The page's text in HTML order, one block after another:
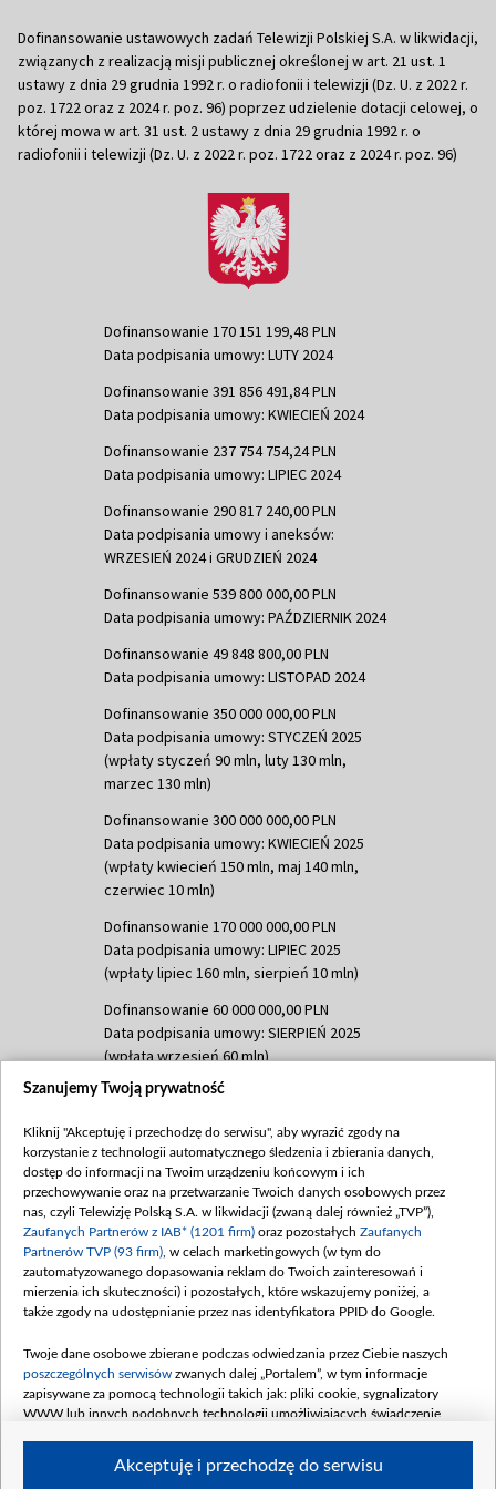
Dofinansowanie ustawowych zadań Telewizji Polskiej S.A. w likwidacji,
związanych z realizacją misji publicznej określonej w art. 21 ust. 1
ustawy z dnia 29 grudnia 1992 r. o radiofonii i telewizji (Dz. U. z 2022 r.
poz. 1722 oraz z 2024 r. poz. 96) poprzez udzielenie dotacji celowej, o
której mowa w art. 31 ust. 2 ustawy z dnia 29 grudnia 1992 r. o
radiofonii i telewizji (Dz. U. z 2022 r. poz. 1722 oraz z 2024 r. poz. 96)
Dofinansowanie 170 151 199,48 PLN
Data podpisania umowy: LUTY 2024
Dofinansowanie 391 856 491,84 PLN
Data podpisania umowy: KWIECIEŃ 2024
Dofinansowanie 237 754 754,24 PLN
Data podpisania umowy: LIPIEC 2024
Dofinansowanie 290 817 240,00 PLN
Data podpisania umowy i aneksów:
WRZESIEŃ 2024 i GRUDZIEŃ 2024
Dofinansowanie 539 800 000,00 PLN
Data podpisania umowy: PAŹDZIERNIK 2024
Dofinansowanie 49 848 800,00 PLN
Data podpisania umowy: LISTOPAD 2024
Dofinansowanie 350 000 000,00 PLN
Data podpisania umowy: STYCZEŃ 2025
(wpłaty styczeń 90 mln, luty 130 mln,
marzec 130 mln)
Dofinansowanie 300 000 000,00 PLN
Data podpisania umowy: KWIECIEŃ 2025
(wpłaty kwiecień 150 mln, maj 140 mln,
czerwiec 10 mln)
Dofinansowanie 170 000 000,00 PLN
Data podpisania umowy: LIPIEC 2025
(wpłaty lipiec 160 mln, sierpień 10 mln)
Dofinansowanie 60 000 000,00 PLN
Data podpisania umowy: SIERPIEŃ 2025
(wpłata wrzesień 60 mln)
Dofinansowanie 635 783 051,21 PLN
(wpłata wrzesień 100 mln, październik 350
mln, listopad 265 mln)
Dofinansowanie 48 862 000,00 PLN
Data podpisania umowy: GRUDZIEŃ 2025
(wpłata grudzień 60,548 mln)
Dofinansowanie 900 000 000,00 PLN
Data podpisania umowy: LUTY 2026 (wpłata
kwiecień 180 mln, 7 maja 180 mln, 8
czerwca 90 mln)
Dofinansowanie 250 000 000,00 PLN
4 sierpnia 250 mln
Szanujemy Twoją prywatność
Kliknij "Akceptuję i przechodzę do serwisu", aby wyrazić zgody na
korzystanie z technologii automatycznego śledzenia i zbierania danych,
dostęp do informacji na Twoim urządzeniu końcowym i ich
przechowywanie oraz na przetwarzanie Twoich danych osobowych przez
nas, czyli Telewizję Polską S.A. w likwidacji (zwaną dalej również „TVP”),
Zaufanych Partnerów z IAB* (1201 firm) oraz pozostałych Zaufanych
Partnerów TVP (93 firm) , w celach marketingowych (w tym do
zautomatyzowanego dopasowania reklam do Twoich zainteresowań i
mierzenia ich skuteczności) i pozostałych, które wskazujemy poniżej, a
także zgody na udostępnianie przez nas identyfikatora PPID do Google.
Twoje dane osobowe zbierane podczas odwiedzania przez Ciebie naszych
poszczególnych serwisów zwanych dalej „Portalem”, w tym informacje
zapisywane za pomocą technologii takich jak: pliki cookie, sygnalizatory
WWW lub innych podobnych technologii umożliwiających świadczenie
Akceptuję i przechodzę do serwisu